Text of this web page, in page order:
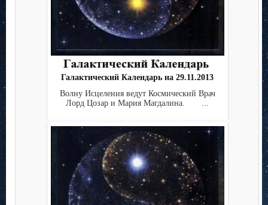
Галактический Календарь на 29.11.2013
Волну Исцеления ведут Космический Врач
Лорд Цозар и Мария Магдалина. ...